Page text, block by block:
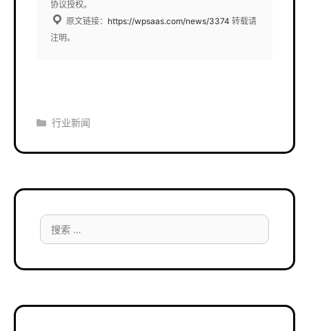
协议授权。
原文链接： https://wpsaas.com/news/3374 转载请
注明。
分
行业新闻
搜
索：